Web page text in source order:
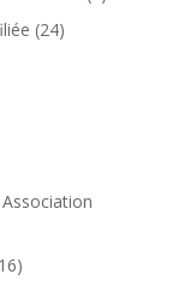
(24)